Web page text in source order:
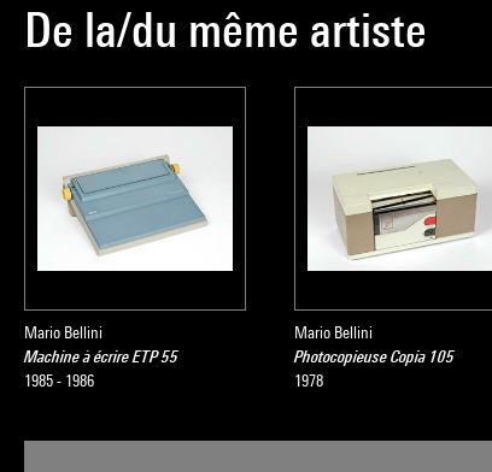
De la/du même artiste
Mario Bellini
Machine à écrire ETP 55
1985 - 1986
Mario Bellini
Photocopieuse Copia 105
1978